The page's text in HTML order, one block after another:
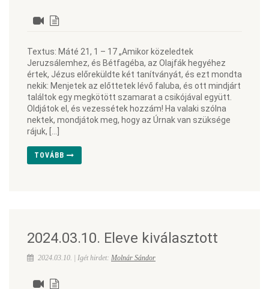
Textus: Máté 21, 1 – 17 „Amikor közeledtek
Jeruzsálemhez, és Bétfagéba, az Olajfák hegyéhez
értek, Jézus előreküldte két tanítványát, és ezt mondta
nekik: Menjetek az előttetek lévő faluba, és ott mindjárt
találtok egy megkötött szamarat a csikójával együtt.
Oldjátok el, és vezessétek hozzám! Ha valaki szólna
nektek, mondjátok meg, hogy az Úrnak van szüksége
rájuk, […]
TOVÁBB
2024.03.10. Eleve kiválasztott
2024.03.10. | Igét hirdet: Molnár Sándor